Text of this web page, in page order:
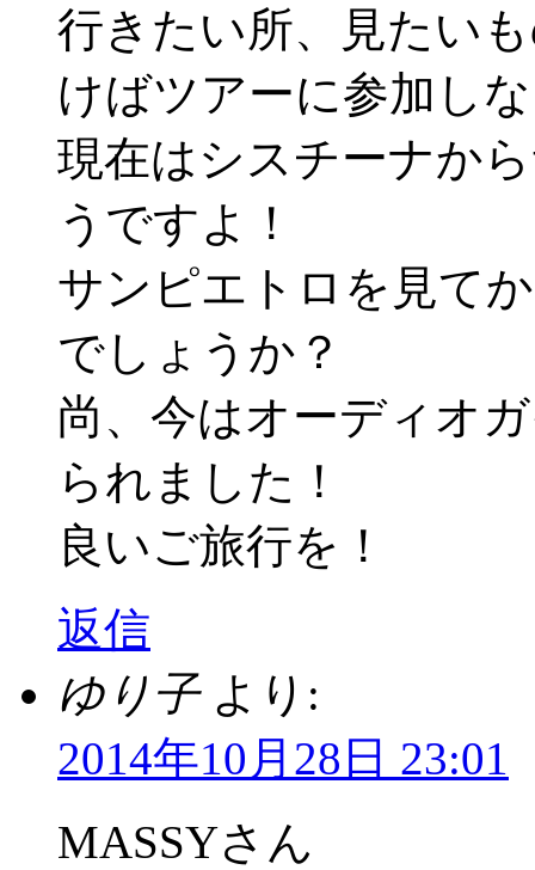
行きたい所、見たい
けばツアーに参加し
現在はシスチーナか
うですよ！
サンピエトロを見て
でしょうか？
尚、今はオーディオ
られました！
良いご旅行を！
返信
ゆり子 より:
2014年10月28日 23:01
MASSYさん